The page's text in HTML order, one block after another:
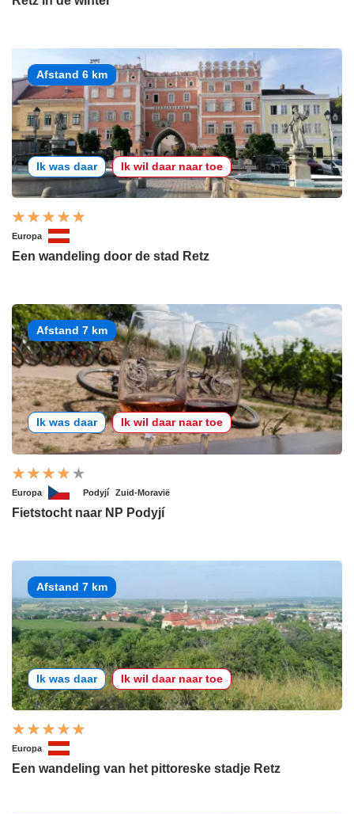
Afstand 6 km
Ik was daar Ik wil daar naar toe
Europa
Een wandeling door de stad Retz
Afstand 7 km
Ik was daar Ik wil daar naar toe
Europa Podyjí Zuid-Moravië
Fietstocht naar NP Podyjí
Afstand 7 km
Ik was daar Ik wil daar naar toe
Europa
Een wandeling van het pittoreske stadje Retz